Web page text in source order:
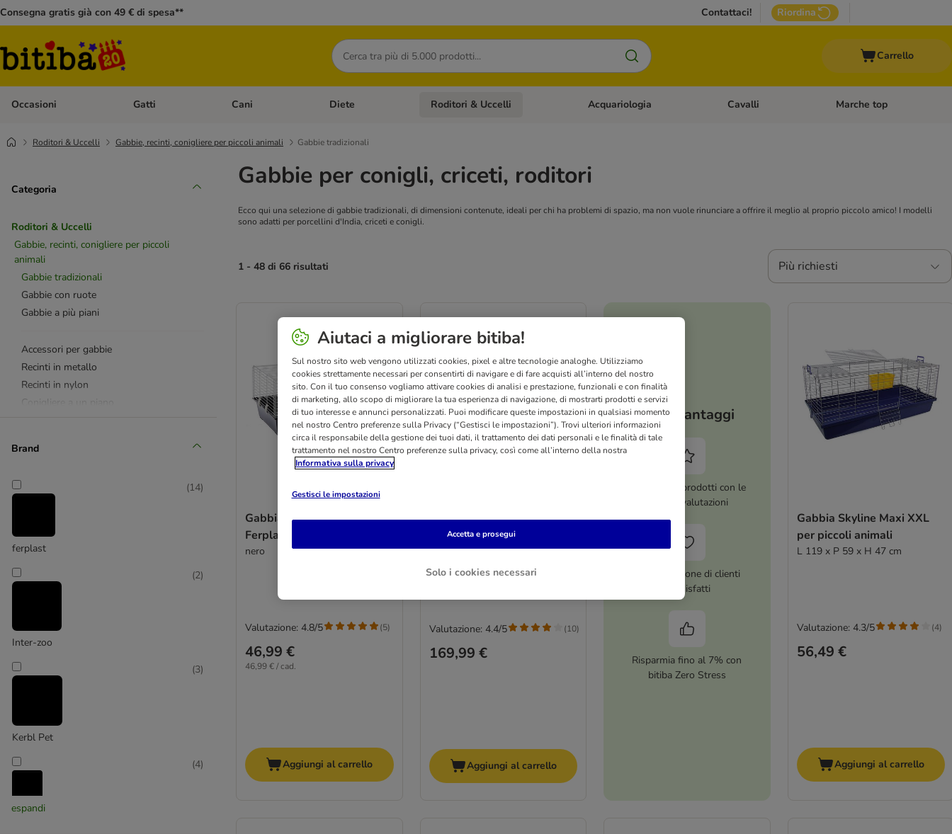
Consegna gratis già con 49 € di spesa** Contattaci! Riordina
Cerca
Carrello
Occasioni Apri Menù Categoria: Occasioni
Gatti Apri Menù Categoria: Gatti
Cani Apri Menù Categoria: Cani
Diete Apri Menù Categoria: Diete
Roditori & Uccelli Apri Menù Categoria: Roditori & Uccelli
Acquariologia Apri Menù Categoria: Acquariologia
Cavalli Apri Menù Categoria: Cavalli
Marche top
Roditori & Uccelli Gabbie, recinti, conigliere per piccoli animali Gabbie tradizionali
Categoria
Roditori & Uccelli
Gabbie, recinti, conigliere per piccoli
animali
Gabbie tradizionali
Gabbie con ruote
Gabbie a più piani
Accessori per gabbie
Recinti in metallo
Recinti in nylon
Conigliere a un piano
Recinti in legno
Brand
ferplast
(14)
Inter-zoo
(2)
Kerbl Pet
(3)
savic
(4)
espandi
Gabbie per conigli, criceti, roditori
Ecco qui una selezione di gabbie tradizionali, di dimensioni contenute, ideali per chi ha problemi di spazio, ma non vuole rinunciare a offrire il meglio al proprio piccolo amico! I modelli
sono adatti per porcellini d'India, criceti e conigli.
1 - 48 di 66 risultati Più richiesti
Gabbia Piggy Basic
Ferplast
nero
46,99 €
46,99 € / cad.
Valutazione: 4.8/5 (5)
Aggiungi al carrello
Gabbia per piccoli animali
domestici TIAKI Étagère
Gabbia principale: L 93,5 x P 63 x
H 84 cm
169,99 €
Valutazione: 4.4/5 (10)
Aggiungi al carrello
I tuoi vantaggi
Oltre 8.000 prodotti con le
migliori valutazioni
Più di 1 milione di clienti
soddisfatti
Risparmia fino al 7% con
bitiba Zero Stress
Gabbia Skyline Maxi XXL
per piccoli animali
L 119 x P 59 x H 47 cm
56,49 €
Valutazione: 4.3/5 (4)
Aggiungi al carrello
Aiutaci a migliorare bitiba!
Sul nostro sito web vengono utilizzati cookies, pixel e altre tecnologie analoghe. Utilizziamo
cookies strettamente necessari per consentirti di navigare e di fare acquisti all’interno del nostro
sito. Con il tuo consenso vogliamo attivare cookies di analisi e prestazione, funzionali e con finalità
di marketing, allo scopo di migliorare la tua esperienza di navigazione, di mostrarti prodotti e servizi
di tuo interesse e annunci personalizzati. Puoi modificare queste impostazioni in qualsiasi momento
nel nostro Centro preferenze sulla Privacy (“Gestisci le impostazioni”). Trovi ulteriori informazioni
circa il responsabile della gestione dei tuoi dati, il trattamento dei dati personali e le finalità di tale
trattamento nel nostro Centro preferenze sulla privacy, così come all’interno della nostra
Informativa sulla privacy
Gestisci le impostazioni
Solo i cookies necessari
Accetta e prosegui